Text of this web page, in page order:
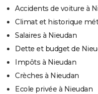
Accidents de voiture à
Climat et historique
Salaires à Nieudan
Dette et budget de
Impôts à Nieudan
Crèches à Nieudan
Ecole privée à Nieudan